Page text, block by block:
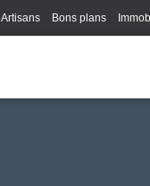
Artisans Bons plans